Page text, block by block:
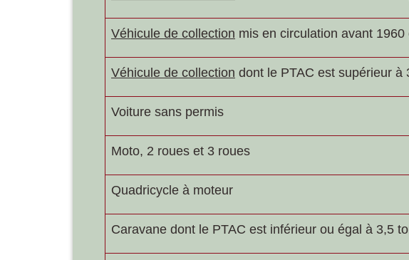
Véhicule de collection mis en circulation avant
Véhicule de collection dont le PTAC est supérieur à
Voiture sans permis
Moto, 2 roues et 3 roues
Quadricycle à moteur
Caravane dont le PTAC est inférieur ou égal à 3,5